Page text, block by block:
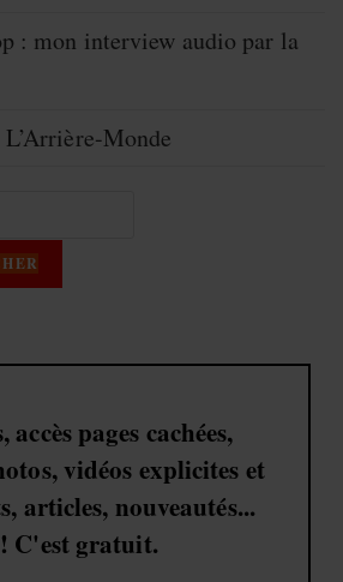
: mon interview audio par la
Monde
accès pages cachées,
vidéos explicites et
articles, nouveautés...
C'est gratuit.